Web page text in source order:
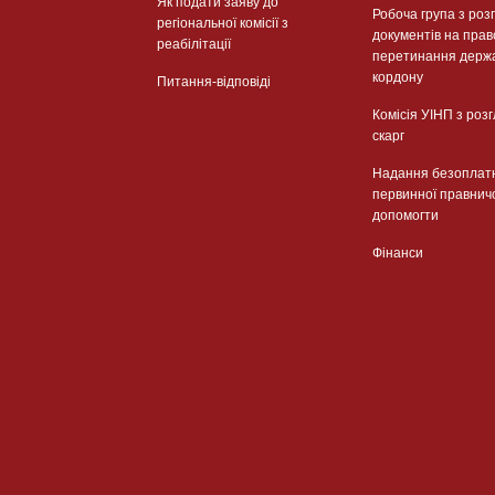
регіональної комісії з
реабілітації
Питання-відповіді
Робоча група з
документів на
перетинання
кордону
Комісія УІНП з
скарг
Надання
первинної
допомогти
Фінанси